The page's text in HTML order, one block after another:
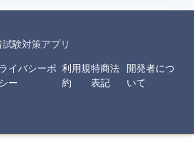
験対策アプリ
イバシーポ
ー
利用規
約
特商法
表記
開発者につ
いて